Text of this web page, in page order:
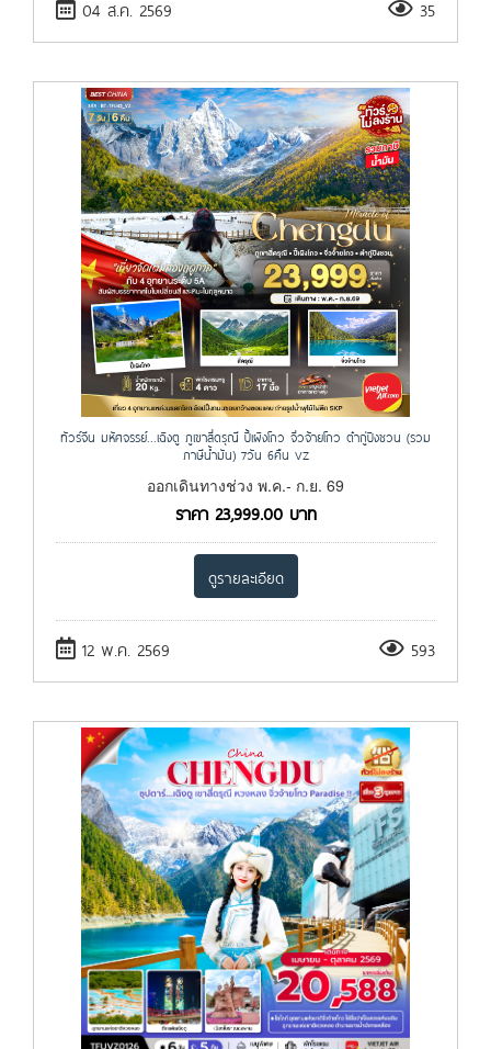
04 ส.ค. 2569 35
ทัวร์จีน มหัศจรรย์...เฉิงตู ภูเขาสี่ดรุณี ปี้เผิงโกว จิ่วจ้ายโกว ต๋ากู่ปิงชวน (รวม
ภาษีน้ำมัน) 7วัน 6คืน VZ
ออกเดินทางช่วง พ.ค.- ก.ย. 69
ราคา 23,999.00บาท
ดูรายละเอียด
12 พ.ค. 2569 593